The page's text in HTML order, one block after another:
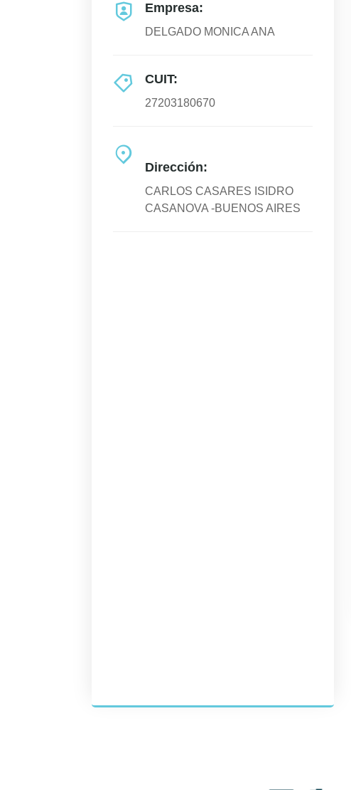
Empresa:
DELGADO MONICA ANA
CUIT:
27203180670
Dirección:
CARLOS CASARES ISIDRO
CASANOVA -BUENOS AIRES